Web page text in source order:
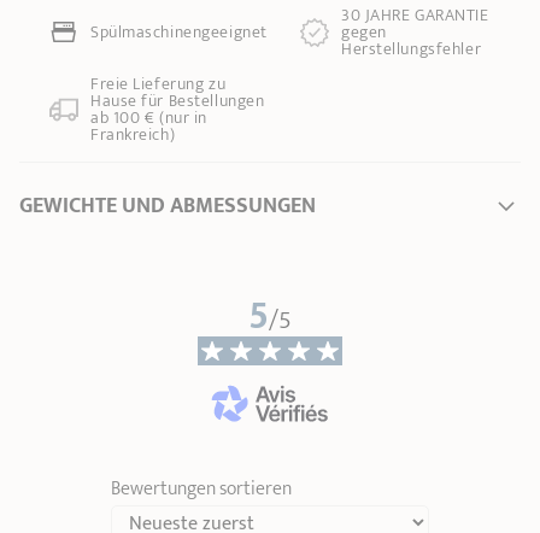
Spülmaschinengeeignet
30 JAHRE GARANTIE
gegen
Herstellungsfehler
Freie Lieferung zu
Hause für Bestellungen
ab 100 € (nur in
Frankreich)
GEWICHTE UND ABMESSUNGEN
2,80 cm
5/5
Bewertungen sortieren